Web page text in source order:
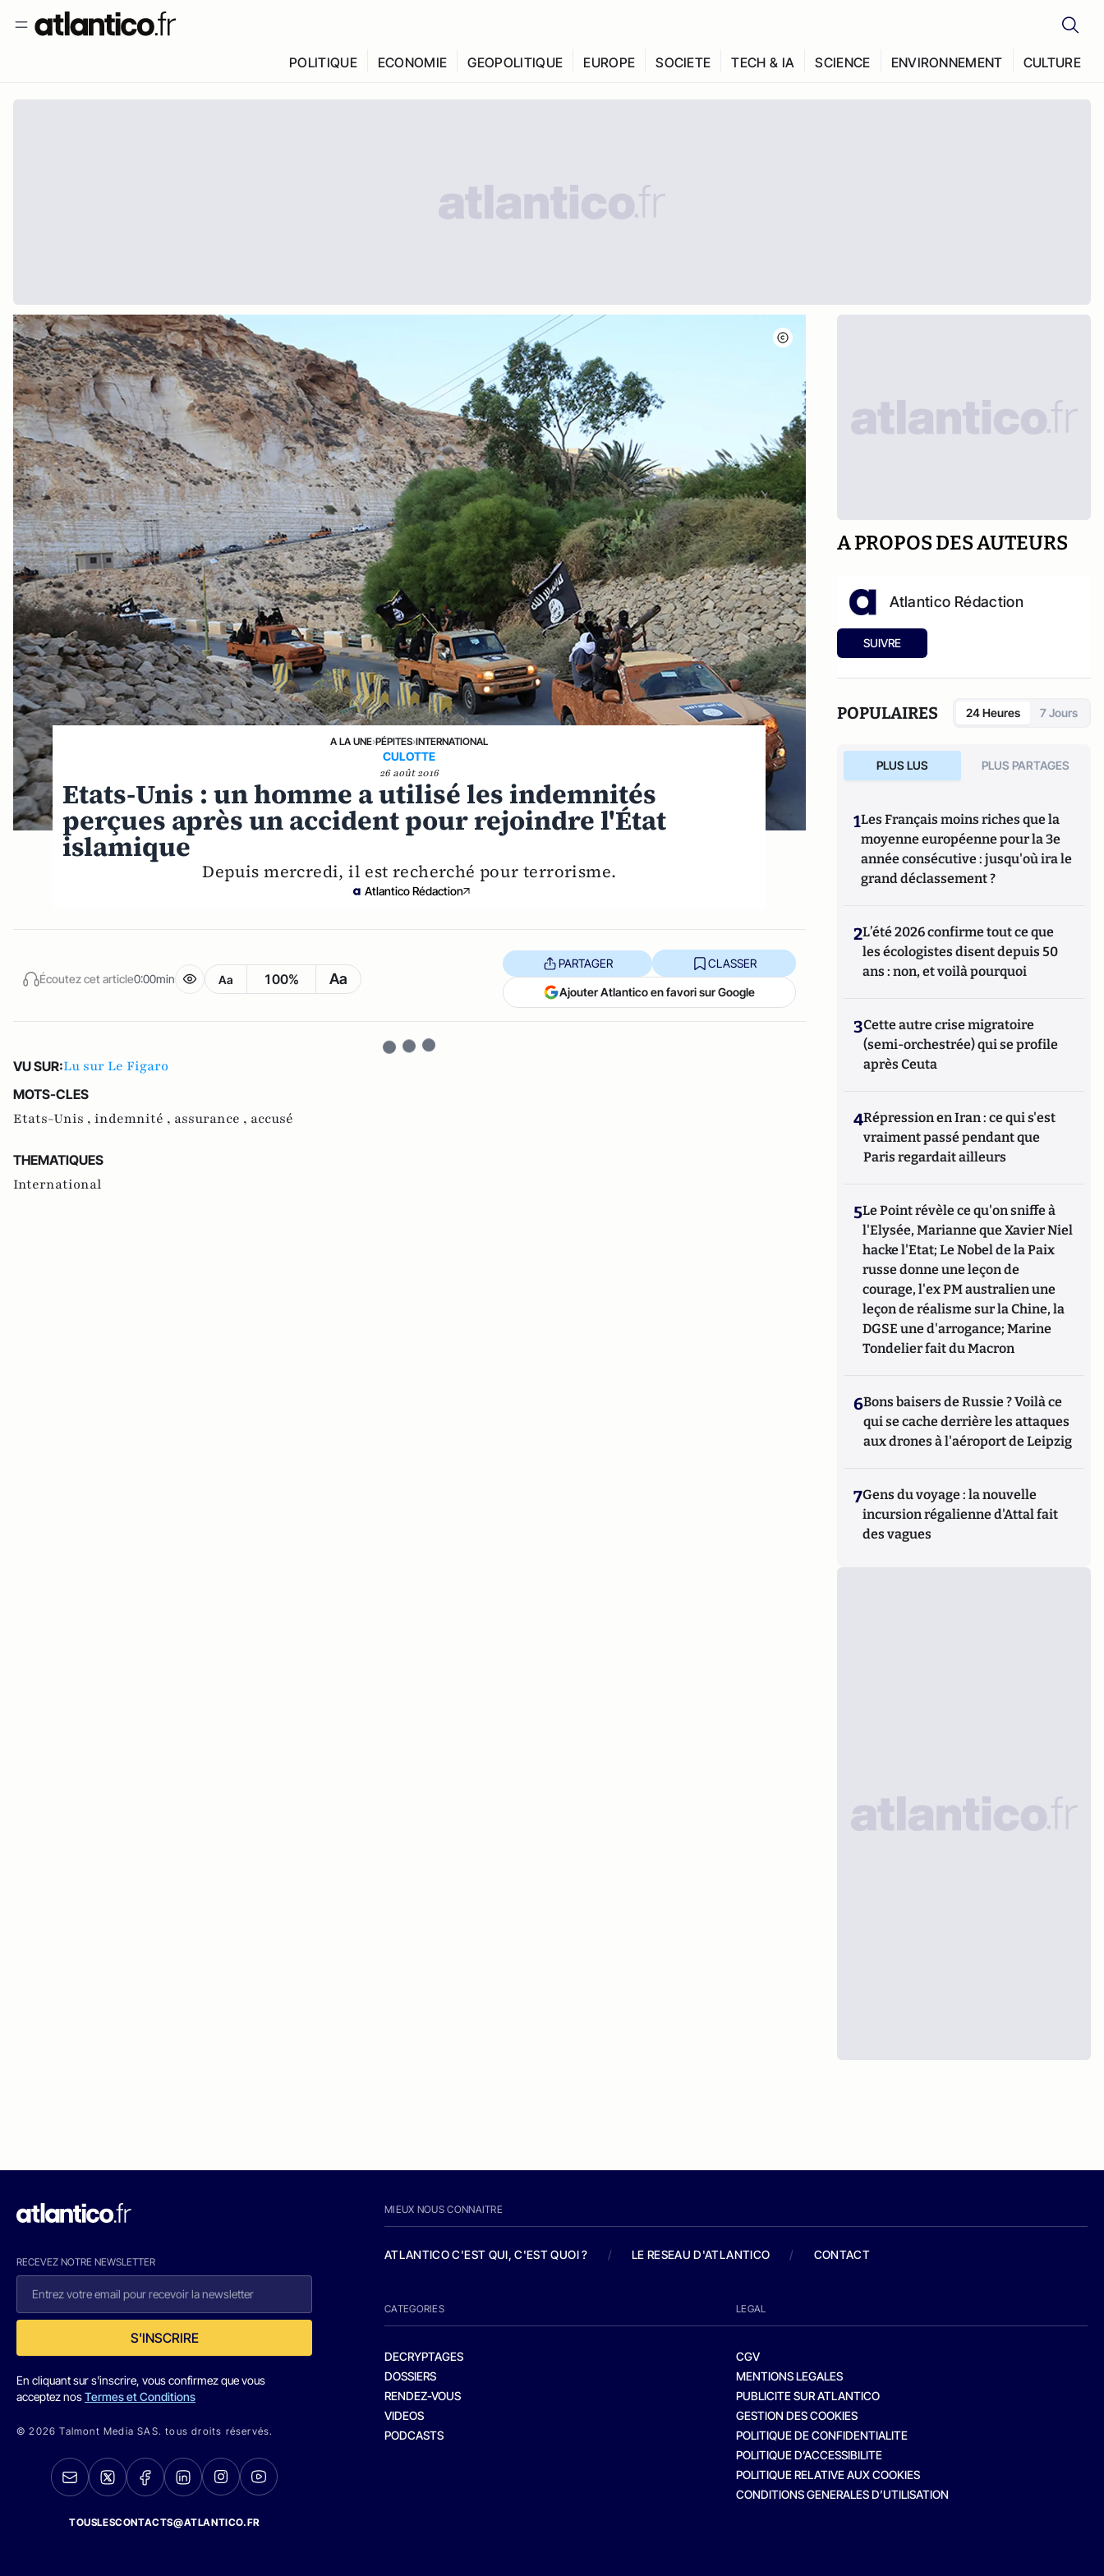
POLITIQUE ECONOMIE GEOPOLITIQUE EUROPE SOCIETE TECH & IA SCIENCE ENVIRONNEMENT CULTURE
A LA UNE›PÉPITES›INTERNATIONAL
CULOTTE
26 août 2016
Etats-Unis : un homme a utilisé les indemnités
perçues après un accident pour rejoindre l'État
islamique
Depuis mercredi, il est recherché pour terrorisme.
Atlantico Rédaction
Écoutez cet article0:00min Aa 100% Aa
PARTAGER CLASSER
Ajouter Atlantico en favori sur Google
VU SUR:Lu sur Le Figaro
MOTS-CLES
Etats-Unis , indemnité , assurance , accusé
THEMATIQUES
International
A PROPOS DES AUTEURS
Atlantico Rédaction
SUIVRE
POPULAIRES 24 Heures 7 Jours
PLUS LUS PLUS PARTAGES
1Les Français moins riches que la
moyenne européenne pour la 3e
année consécutive : jusqu'où ira le
grand déclassement ?
2L’été 2026 confirme tout ce que
les écologistes disent depuis 50
ans : non, et voilà pourquoi
3Cette autre crise migratoire
(semi-orchestrée) qui se profile
après Ceuta
4Répression en Iran : ce qui s'est
vraiment passé pendant que
Paris regardait ailleurs
5Le Point révèle ce qu'on sniffe à
l'Elysée, Marianne que Xavier Niel
hacke l'Etat; Le Nobel de la Paix
russe donne une leçon de
courage, l'ex PM australien une
leçon de réalisme sur la Chine, la
DGSE une d'arrogance; Marine
Tondelier fait du Macron
6Bons baisers de Russie ? Voilà ce
qui se cache derrière les attaques
aux drones à l'aéroport de Leipzig
7Gens du voyage : la nouvelle
incursion régalienne d'Attal fait
des vagues
RECEVEZ NOTRE NEWSLETTER
S'INSCRIRE
En cliquant sur s'inscrire, vous confirmez que vous
acceptez nosTermes et Conditions
© 2026 Talmont Media SAS. tous droits réservés.
TOUSLESCONTACTS@ATLANTICO.FR
MIEUX NOUS CONNAITRE
ATLANTICO C'EST QUI, C'EST QUOI ? / LE RESEAU D'ATLANTICO / CONTACT
CATEGORIES
DECRYPTAGES
DOSSIERS
RENDEZ-VOUS
VIDEOS
PODCASTS
LEGAL
CGV
MENTIONS LEGALES
PUBLICITE SUR ATLANTICO
GESTION DES COOKIES
POLITIQUE DE CONFIDENTIALITE
POLITIQUE D’ACCESSIBILITE
POLITIQUE RELATIVE AUX COOKIES
CONDITIONS GENERALES D’UTILISATION